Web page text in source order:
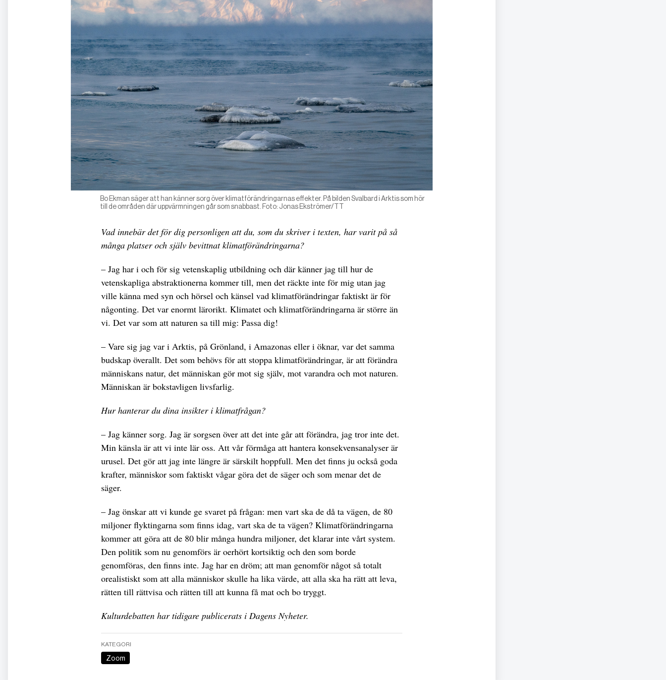
Bo Ekman säger att han känner sorg över klimatförändringarnas effekter. På bilden Svalbard i Arktis som hör
till de områden där uppvärmningen går som snabbast. Foto: Jonas Ekströmer/TT
Vad innebär det för dig personligen att du, som du skriver i texten, har varit på så
många platser och själv bevittnat klimatförändringarna?
– Jag har i och för sig vetenskaplig utbildning och där känner jag till hur de
vetenskapliga abstraktionerna kommer till, men det räckte inte för mig utan jag
ville känna med syn och hörsel och känsel vad klimatförändringar faktiskt är för
någonting. Det var enormt lärorikt. Klimatet och klimatförändringarna är större än
vi. Det var som att naturen sa till mig: Passa dig!
– Vare sig jag var i Arktis, på Grönland, i Amazonas eller i öknar, var det samma
budskap överallt. Det som behövs för att stoppa klimatförändringar, är att förändra
människans natur, det människan gör mot sig själv, mot varandra och mot naturen.
Människan är bokstavligen livsfarlig.
Hur hanterar du dina insikter i klimatfrågan?
– Jag känner sorg. Jag är sorgsen över att det inte går att förändra, jag tror inte det.
Min känsla är att vi inte lär oss. Att vår förmåga att hantera konsekvensanalyser är
urusel. Det gör att jag inte längre är särskilt hoppfull. Men det finns ju också goda
krafter, människor som faktiskt vågar göra det de säger och som menar det de
säger.
– Jag önskar att vi kunde ge svaret på frågan: men vart ska de då ta vägen, de 80
miljoner flyktingarna som finns idag, vart ska de ta vägen? Klimatförändringarna
kommer att göra att de 80 blir många hundra miljoner, det klarar inte vårt system.
Den politik som nu genomförs är oerhört kortsiktig och den som borde
genomföras, den finns inte. Jag har en dröm; att man genomför något så totalt
orealistiskt som att alla människor skulle ha lika värde, att alla ska ha rätt att leva,
rätten till rättvisa och rätten till att kunna få mat och bo tryggt.
Kulturdebatten har tidigare publicerats i Dagens Nyheter.
KATEGORI
Zoom